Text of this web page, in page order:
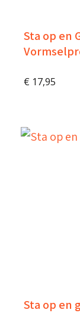
Sta op en
€ 17,95
Sta op en